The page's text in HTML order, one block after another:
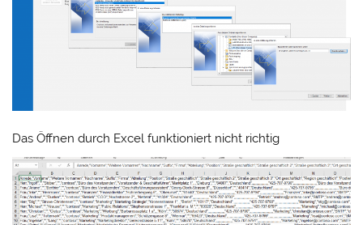
Das Öffnen durch Excel funktioniert nicht richtig